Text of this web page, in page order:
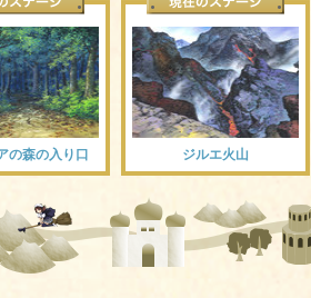
の森の入り口 ジルエ火山